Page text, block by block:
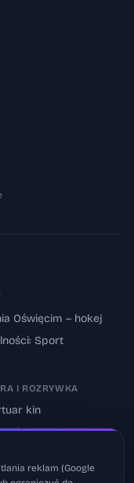
Oświęcim – hokej
Sport
I ROZRYWKA
kin
Kultura
reklam (Google